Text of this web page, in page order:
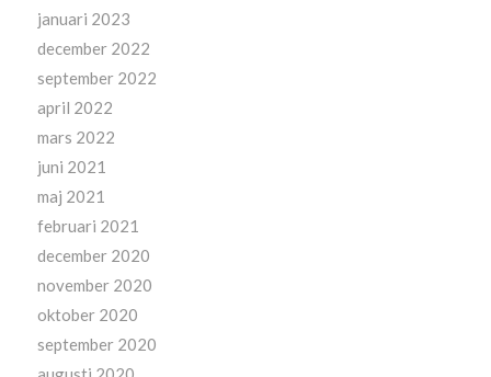
januari 2023
december 2022
september 2022
april 2022
mars 2022
juni 2021
maj 2021
februari 2021
december 2020
november 2020
oktober 2020
september 2020